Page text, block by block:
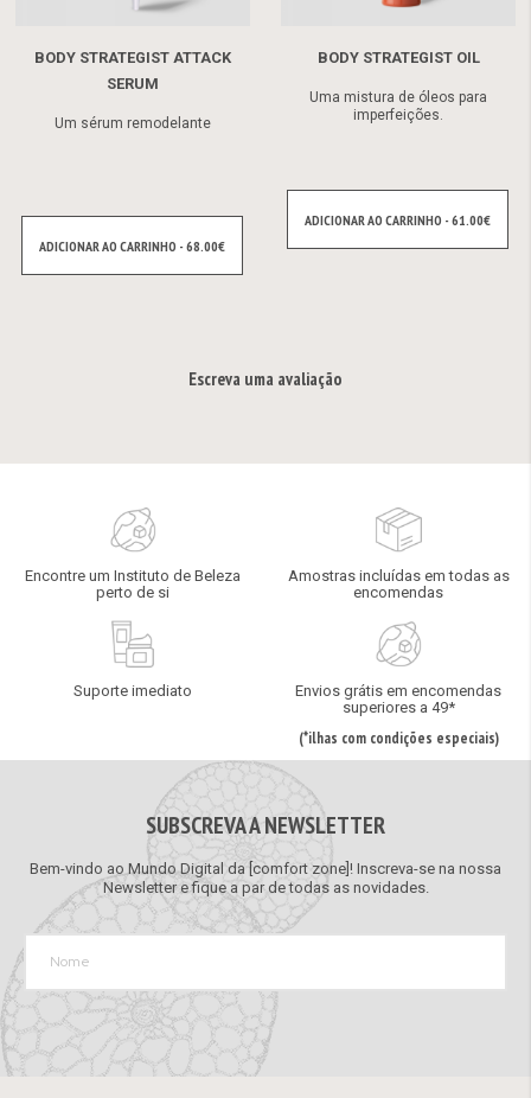
BODY STRATEGIST ATTACK
SERUM
Um sérum remodelante
ADICIONAR AO CARRINHO - 68.00€
BODY STRATEGIST OIL
Uma mistura de óleos para
imperfeições.
ADICIONAR AO CARRINHO - 61.00€
Escreva uma avaliação
Encontre um Instituto de Beleza
perto de si
Amostras incluídas em todas as
encomendas
Suporte imediato
Envios grátis em encomendas
superiores a 49*
(*ilhas com condições especiais)
SUBSCREVA A NEWSLETTER
Bem-vindo ao Mundo Digital da [comfort zone]! Inscreva-se na nossa
Newsletter e fique a par de todas as novidades.